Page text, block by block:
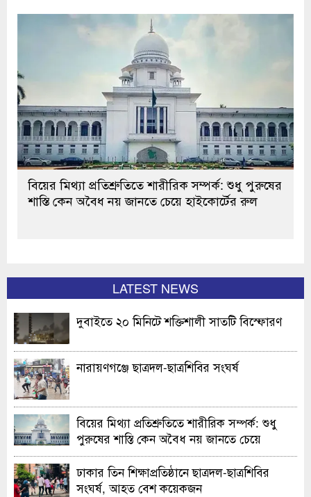
বিয়ের মিথ্যা প্রতিশ্রুতিতে শারীরিক সম্পর্ক: শুধু পুরুষের
শাস্তি কেন অবৈধ নয় জানতে চেয়ে হাইকোর্টের রুল
LATEST NEWS
দুবাইতে ২০ মিনিটে শক্তিশালী সাতটি বিস্ফোরণ
নারায়ণগঞ্জে ছাত্রদল-ছাত্রশিবির সংঘর্ষ
বিয়ের মিথ্যা প্রতিশ্রুতিতে শারীরিক সম্পর্ক: শুধু
পুরুষের শাস্তি কেন অবৈধ নয় জানতে চেয়ে
হাইকোর্টের রুল
ঢাকার তিন শিক্ষাপ্রতিষ্ঠানে ছাত্রদল-ছাত্রশিবির
সংঘর্ষ, আহত বেশ কয়েকজন